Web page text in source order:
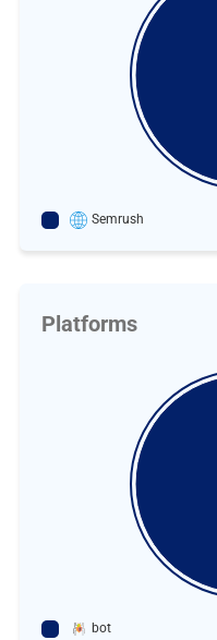
Semrush
Platforms
bot